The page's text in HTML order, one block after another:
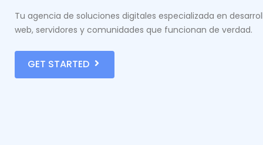
Tu agencia de soluciones digitales especializada en
web, servidores y comunidades que funcionan de verdad.
GET STARTED